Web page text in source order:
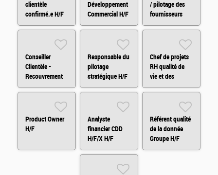
clientèle
confirmé.e H/F
Développement
Commercial H/F
/ pilotage des
fournisseurs
H/F/X
Conseiller
Clientèle -
Recouvrement
Amiable H/F/X
Responsable du
pilotage
stratégique H/F
Chef de projets
RH qualité de
vie et des
conditions de
Product Owner
H/F
Analyste
financier CDD
H/F/X H/F
Référent qualité
de la donnée
Groupe H/F